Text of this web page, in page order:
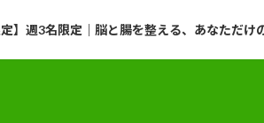
定】週3名限定｜脳と腸を整える、あなただ